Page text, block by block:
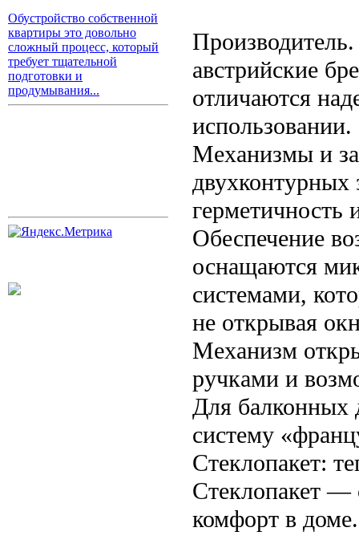
Обустройство собственной
квартиры это довольно
сложный процесс, который
требует тщательной
подготовки и
продумывания...
австрийские
отличаются
использовании.
Механизмы и
герметичность
Обеспечение
оснащаются
системами,
не открывая
Механизм
ручками и
Для балконных
систему
Стеклопакет:
Стеклопакет —
комфорт в доме.